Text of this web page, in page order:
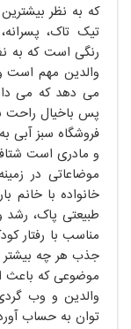
که به نظر
تیک تاک،
رنگی است که به
والدین مهم است
می دهد که می
پس باخیال راحت
فروشگاه سبز آبی
و مادری است
موضاعاتی در
خانواده با خانم
طبیعتی پاک، رشد
مناسب با رفتار
جذب هر چه بیشتر
موضوعی که باعث
والدین و وب
توان به حساب